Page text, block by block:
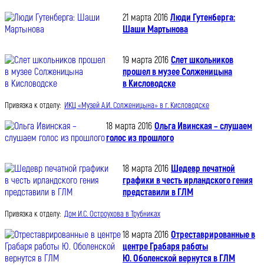
21 марта 2016 Люди Гутенберга:
Шаши Мартынова
19 марта 2016 Слет школьников
прошел в музее Солженицына
в Кисловодске
Привязка к отделу: ИКЦ «Музей А.И. Солженицына» в г. Кисловодске
18 марта 2016 Ольга Ивинская – слушаем
голос из прошлого
18 марта 2016 Шедевр печатной
графики в честь ирландского гения
представили в ГЛМ
Привязка к отделу: Дом И.С. Остроухова в Трубниках
18 марта 2016 Отреставрированные в
центре Грабаря работы
Ю. Оболенской вернутся в ГЛМ